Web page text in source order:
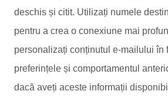
deschis și citit. Utilizați numele
pentru a crea o conexiune mai
personalizați conținutul e-mailului în
preferințele și comportamentul
dacă aveți aceste informații